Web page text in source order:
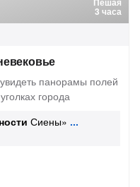
3 часа
панорамы полей
города
Сиены»